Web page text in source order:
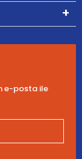
e-posta ile